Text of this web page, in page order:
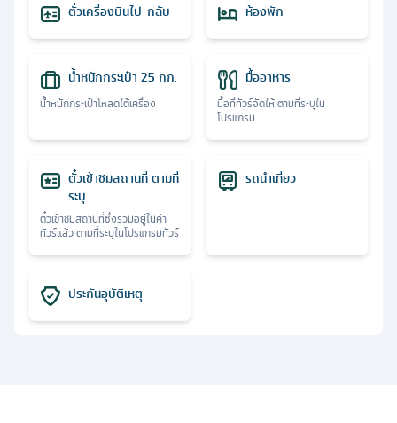
ตั๋วเครื่องบินไป-กลับ ห้องพัก
น้ำหนักกระเป๋า 25 กก.
น้ำหนักกระเป๋าโหลดใต้เครื่อง
มื้ออาหาร
มื้อที่ทัวร์จัดให้ ตามที่ระบุใน
โปรแกรม
ตั๋วเข้าชมสถานที่ ตามที่
ระบุ
ตั๋วเข้าชมสถานที่ซึ่งรวมอยู่ในค่า
ทัวร์แล้ว ตามที่ระบุในโปรแกรมทัวร์
รถนำเที่ยว
ประกันอุบัติเหตุ